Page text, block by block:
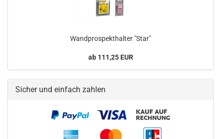
Wandprospekthalter "Star"
ab 111,25 EUR
Sicher und einfach zahlen